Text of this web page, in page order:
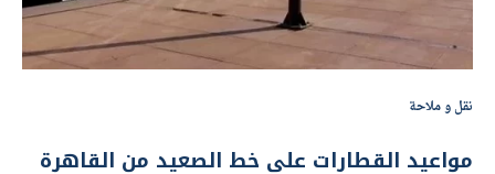
نقل و ملاحة
مواعيد القطارات على خط الصعيد من القاهرة